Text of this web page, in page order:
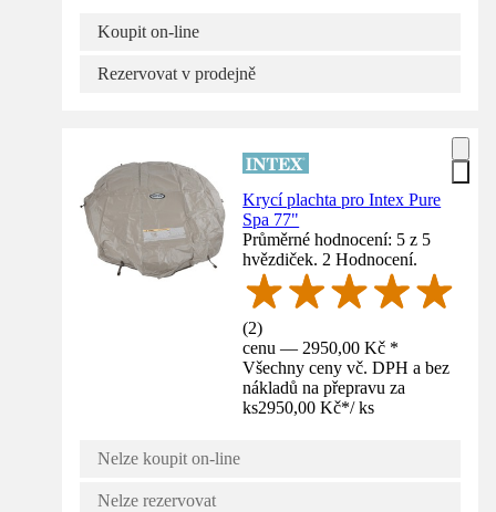
Koupit on-line
Rezervovat v prodejně
Krycí plachta pro Intex Pure
Spa 77"
Průměrné hodnocení: 5 z 5
hvězdiček. 2 Hodnocení.
(2)
cenu — 2950,00 Kč *
Všechny ceny vč. DPH a bez
nákladů na přepravu za
ks2950,00 Kč*/ ks
Nelze koupit on-line
Nelze rezervovat